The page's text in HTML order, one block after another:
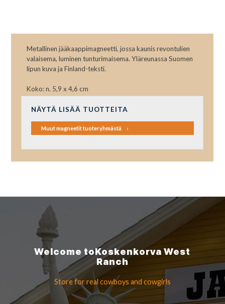
Metallinen jääkaappimagneetti, jossa kaunis revontulien
valaisema, luminen tunturimaisema. Yläreunassa Suomen
lipun kuva ja Finland-teksti.
Koko: n. 5,9 x 4,6 cm
NÄYTÄ LISÄÄ TUOTTEITA
Muut magneetit tuoteryhmästä
Welcome toKoskenkorvaWest
Ranch
Store for real cowboys and cowgirls